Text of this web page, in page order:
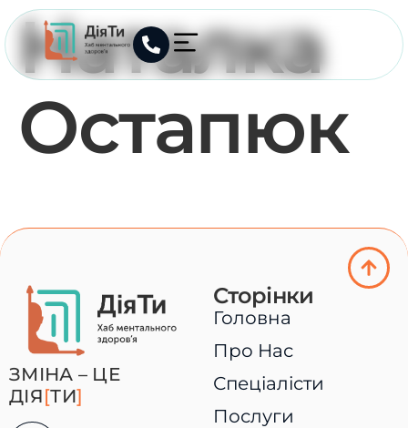
Наталка
Остапюк
ЗМІНА – ЦЕ
ДІЯ[ТИ]
Сторінки
Головна
Про Нас
Спеціалісти
Послуги